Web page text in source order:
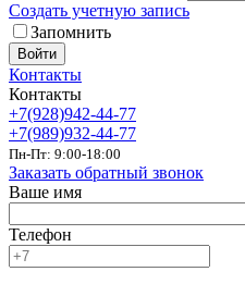
Создать учетную запись
Запомнить
Войти
Контакты
Контакты
+7(928)942-44-77
+7(989)932-44-77
Пн-Пт: 9:00-18:00
Заказать обратный звонок
Ваше имя
Телефон